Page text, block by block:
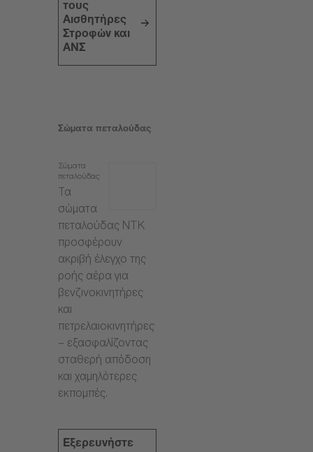
τους
Αισθητήρες
Στροφών και
ΑΝΣ
Σώματα πεταλούδας
Σώματα
πεταλούδας
Τα
σώματα
πεταλούδας NTK
προσφέρουν
ακριβή έλεγχο της
ροής αέρα για
βενζινοκινητήρες
και
πετρελαιοκινητήρες
– εξασφαλίζοντας
σταθερή απόδοση
και χαμηλότερες
εκπομπές.
Εξερευνήστε